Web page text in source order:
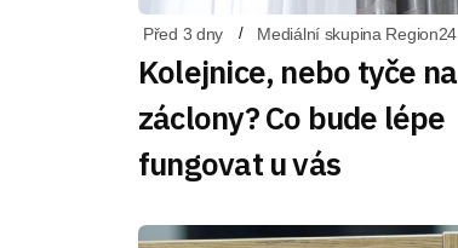
Před 3 dny Mediální skupina Region24
Kolejnice, nebo tyče na
záclony? Co bude lépe
fungovat u vás